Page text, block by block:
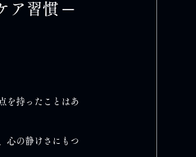
ア習慣 ─
を持ったことはあ
心の静けさにもつ